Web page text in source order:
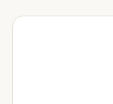
ORYGINALNE ZDJĘCIE